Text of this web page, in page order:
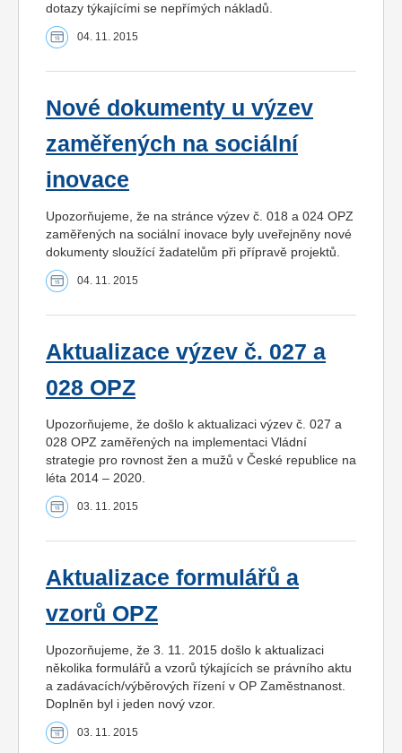
dotazy týkajícími se nepřímých nákladů.
04. 11. 2015
Nové dokumenty u výzev
zaměřených na sociální
inovace
Upozorňujeme, že na stránce výzev č. 018 a 024 OPZ
zaměřených na sociální inovace byly uveřejněny nové
dokumenty sloužící žadatelům při přípravě projektů.
04. 11. 2015
Aktualizace výzev č. 027 a
028 OPZ
Upozorňujeme, že došlo k aktualizaci výzev č. 027 a
028 OPZ zaměřených na implementaci Vládní
strategie pro rovnost žen a mužů v České republice na
léta 2014 – 2020.
03. 11. 2015
Aktualizace formulářů a
vzorů OPZ
Upozorňujeme, že 3. 11. 2015 došlo k aktualizaci
několika formulářů a vzorů týkajících se právního aktu
a zadávacích/výběrových řízení v OP Zaměstnanost.
Doplněn byl i jeden nový vzor.
03. 11. 2015